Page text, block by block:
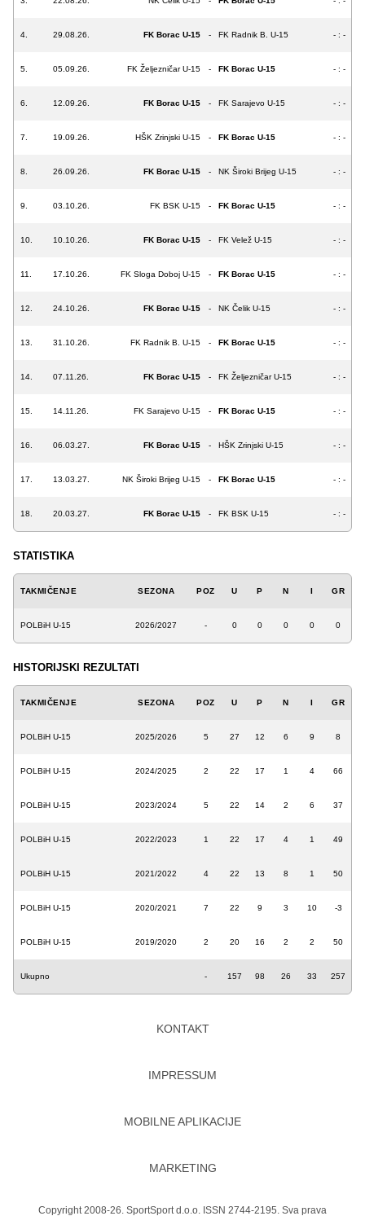
4. 29.08.26. FK Borac U-15 - FK Radnik B. U-15 - : -
5. 05.09.26. FK Željezničar U-15 - FK Borac U-15 - : -
6. 12.09.26. FK Borac U-15 - FK Sarajevo U-15 - : -
7. 19.09.26. HŠK Zrinjski U-15 - FK Borac U-15 - : -
8. 26.09.26. FK Borac U-15 - NK Široki Brijeg U-15 - : -
9. 03.10.26. FK BSK U-15 - FK Borac U-15 - : -
10. 10.10.26. FK Borac U-15 - FK Velež U-15 - : -
11. 17.10.26. FK Sloga Doboj U-15 - FK Borac U-15 - : -
12. 24.10.26. FK Borac U-15 - NK Čelik U-15 - : -
13. 31.10.26. FK Radnik B. U-15 - FK Borac U-15 - : -
14. 07.11.26. FK Borac U-15 - FK Željezničar U-15 - : -
15. 14.11.26. FK Sarajevo U-15 - FK Borac U-15 - : -
16. 06.03.27. FK Borac U-15 - HŠK Zrinjski U-15 - : -
17. 13.03.27. NK Široki Brijeg U-15 - FK Borac U-15 - : -
18. 20.03.27. FK Borac U-15 - FK BSK U-15 - : -
STATISTIKA
TAKMIČENJE SEZONA POZ U P N I GR
POLBiH U-15 2026/2027 - 0 0 0 0 0
HISTORIJSKI REZULTATI
TAKMIČENJE SEZONA POZ U P N I GR
POLBiH U-15 2025/2026 5 27 12 6 9 8
POLBiH U-15 2024/2025 2 22 17 1 4 66
POLBiH U-15 2023/2024 5 22 14 2 6 37
POLBiH U-15 2022/2023 1 22 17 4 1 49
POLBiH U-15 2021/2022 4 22 13 8 1 50
POLBiH U-15 2020/2021 7 22 9 3 10 -3
POLBiH U-15 2019/2020 2 20 16 2 2 50
Ukupno - 157 98 26 33 257
KONTAKT
IMPRESSUM
MOBILNE APLIKACIJE
MARKETING
Copyright 2008-26. SportSport d.o.o. ISSN 2744-2195. Sva prava